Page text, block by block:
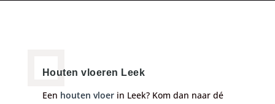
Houten vloeren Leek
Een houten vloerin Leek? Kom dan naar dé